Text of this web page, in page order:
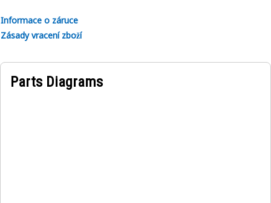
Informace o záruce
Zásady vracení zboží
Parts Diagrams